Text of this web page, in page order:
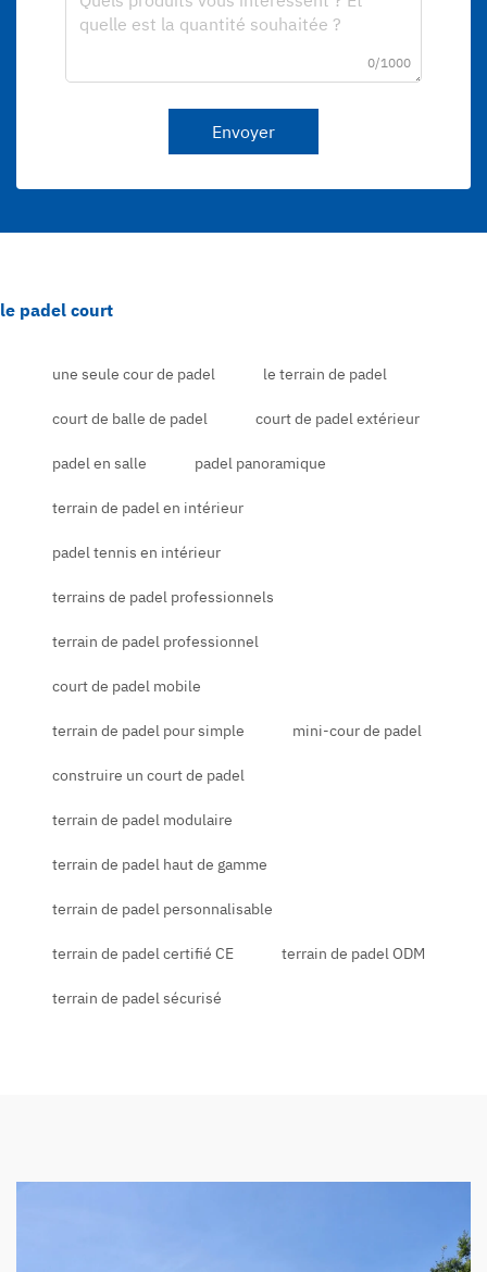
0/1000
Envoyer
le padel court
une seule cour de padel le terrain de padel
court de balle de padel court de padel extérieur
padel en salle padel panoramique
terrain de padel en intérieur
padel tennis en intérieur
terrains de padel professionnels
terrain de padel professionnel
court de padel mobile
terrain de padel pour simple mini-cour de padel
construire un court de padel
terrain de padel modulaire
terrain de padel haut de gamme
terrain de padel personnalisable
terrain de padel certifié CE terrain de padel ODM
terrain de padel sécurisé